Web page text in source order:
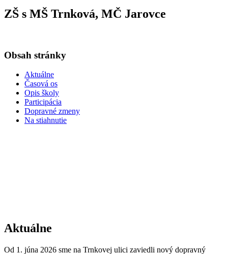
ZŠ s MŠ Trnková, MČ Jarovce
Obsah stránky
Aktuálne
Časová os
Opis školy
Participácia
Dopravné zmeny
Na stiahnutie
Aktuálne
Od 1. júna 2026 sme na Trnkovej ulici zaviedli nový dopravný